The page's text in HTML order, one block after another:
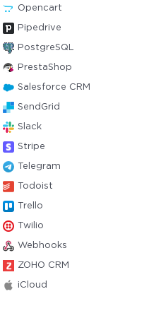
Opencart
Pipedrive
PostgreSQL
PrestaShop
Salesforce CRM
SendGrid
Slack
Stripe
Telegram
Todoist
Trello
Twilio
Webhooks
ZOHO CRM
iCloud